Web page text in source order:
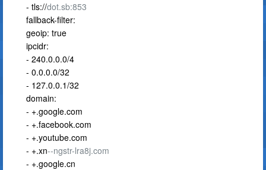
- tls://dot.sb:853
fallback-filter:
geoip: true
ipcidr:
- 240.0.0.0/4
- 0.0.0.0/32
- 127.0.0.1/32
domain:
- +.google.com
- +.facebook.com
- +.youtube.com
- +.xn--ngstr-lra8j.com
- +.google.cn